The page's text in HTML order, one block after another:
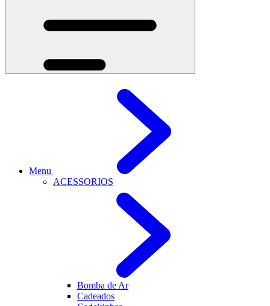
Menu
ACESSORIOS
Bomba de Ar
Cadeados